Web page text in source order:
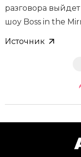
разговора
шоу Boss in the
Источник